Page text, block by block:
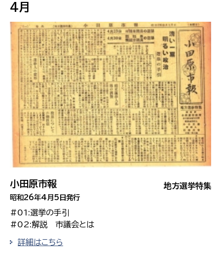
4月
地方選挙特集
小田原市報
昭和26年4月5日発行
#01:選挙の手引
#02:解説 市議会とは
詳細はこちら